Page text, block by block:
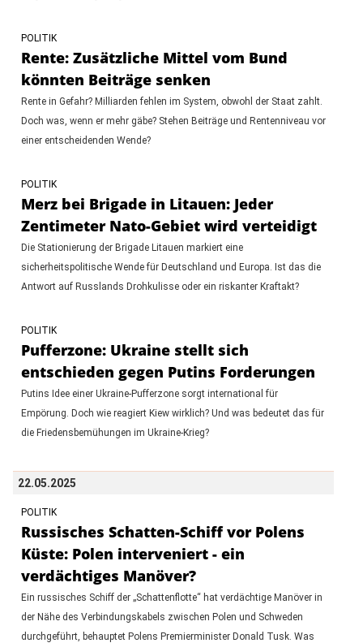
POLITIK
Rente: Zusätzliche Mittel vom Bund
könnten Beiträge senken
Rente in Gefahr? Milliarden fehlen im System, obwohl der Staat zahlt.
Doch was, wenn er mehr gäbe? Stehen Beiträge und Rentenniveau vor
einer entscheidenden Wende?
POLITIK
Merz bei Brigade in Litauen: Jeder
Zentimeter Nato-Gebiet wird verteidigt
Die Stationierung der Brigade Litauen markiert eine
sicherheitspolitische Wende für Deutschland und Europa. Ist das die
Antwort auf Russlands Drohkulisse oder ein riskanter Kraftakt?
POLITIK
Pufferzone: Ukraine stellt sich
entschieden gegen Putins Forderungen
Putins Idee einer Ukraine-Pufferzone sorgt international für
Empörung. Doch wie reagiert Kiew wirklich? Und was bedeutet das für
die Friedensbemühungen im Ukraine-Krieg?
22.05.2025
POLITIK
Russisches Schatten-Schiff vor Polens
Küste: Polen interveniert - ein
verdächtiges Manöver?
Ein russisches Schiff der „Schattenflotte“ hat verdächtige Manöver in
der Nähe des Verbindungskabels zwischen Polen und Schweden
durchgeführt, behauptet Polens Premierminister Donald Tusk. Was